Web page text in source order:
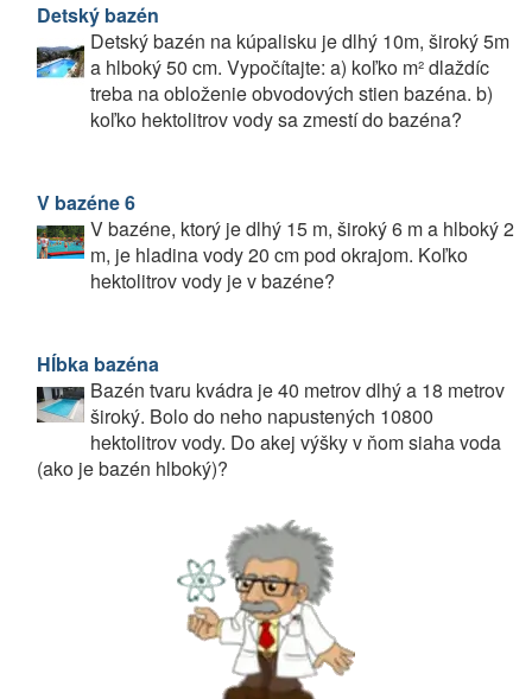
Detský bazén
Detský bazén na kúpalisku je dlhý 10m, široký 5m
a hlboký 50 cm. Vypočítajte: a) koľko m² dlaždíc
treba na obloženie obvodových stien bazéna. b)
koľko hektolitrov vody sa zmestí do bazéna?
V bazéne 6
V bazéne, ktorý je dlhý 15 m, široký 6 m a hlboký 2
m, je hladina vody 20 cm pod okrajom. Koľko
hektolitrov vody je v bazéne?
Hĺbka bazéna
Bazén tvaru kvádra je 40 metrov dlhý a 18 metrov
široký. Bolo do neho napustených 10800
hektolitrov vody. Do akej výšky v ňom siaha voda
(ako je bazén hlboký)?